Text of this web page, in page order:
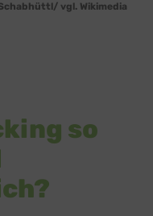
vgl. Wikimedia
so